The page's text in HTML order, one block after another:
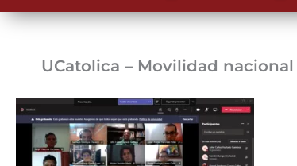
UCatolica – Movilidad